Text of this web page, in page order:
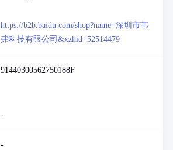
https://b2b.baidu.com/shop?name=深圳市韦
弗科技有限公司&xzhid=52514479
91440300562750188F
-
-